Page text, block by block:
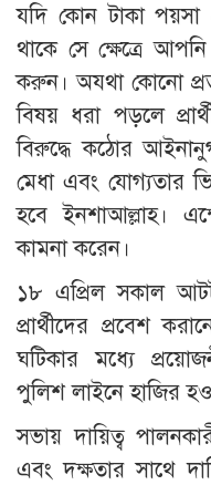
যদি কোন টাকা পয়সা
থাকে সে ক্ষেত্রে
করুন। অযথা কোনো
বিষয় ধরা পড়লে
বিরুদ্ধে কঠোর
মেধা এবং যোগ্যতার
হবে ইনশাআল্লাহ।
কামনা করেন।
১৮ এপ্রিল সকাল
প্রার্থীদের প্রবেশ
ঘটিকার মধ্যে
পুলিশ লাইনে হাজির
সভায় দায়িত্ব
এবং দক্ষতার সাথে